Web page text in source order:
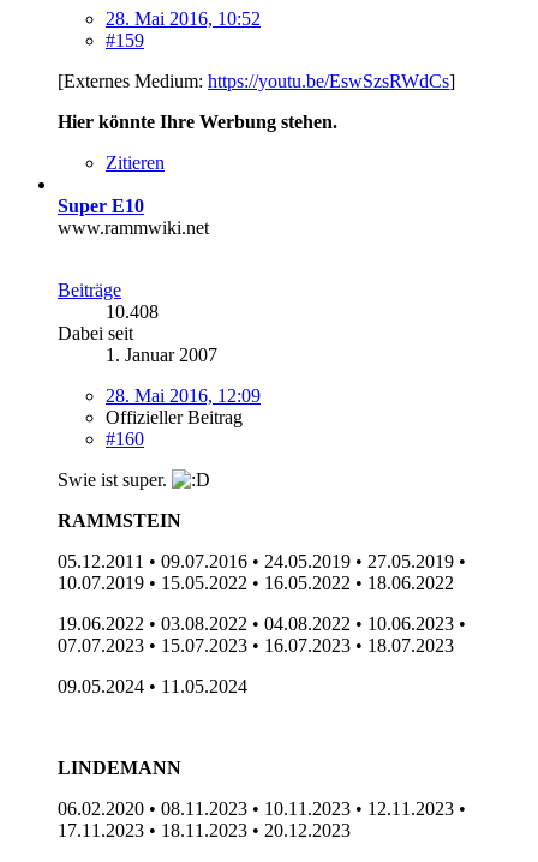
28. Mai 2016, 10:52
#159
[Externes Medium: https://youtu.be/EswSzsRWdCs]
Hier könnte Ihre Werbung stehen.
Zitieren
Super E10
www.rammwiki.net
Beiträge
10.408
Dabei seit
1. Januar 2007
28. Mai 2016, 12:09
Offizieller Beitrag
#160
Swie ist super.
RAMMSTEIN
05.12.2011 • 09.07.2016 • 24.05.2019 • 27.05.2019 •
10.07.2019 • 15.05.2022 • 16.05.2022 • 18.06.2022
19.06.2022 • 03.08.2022 • 04.08.2022 • 10.06.2023 •
07.07.2023 • 15.07.2023 • 16.07.2023 • 18.07.2023
09.05.2024 • 11.05.2024
LINDEMANN
06.02.2020 • 08.11.2023 • 10.11.2023 • 12.11.2023 •
17.11.2023 • 18.11.2023 • 20.12.2023